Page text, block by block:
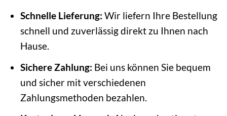
Schnelle Lieferung: Wir liefern Ihre Bestellung
schnell und zuverlässig direkt zu Ihnen nach
Hause.
Sichere Zahlung: Bei uns können Sie bequem
und sicher mit verschiedenen
Zahlungsmethoden bezahlen.